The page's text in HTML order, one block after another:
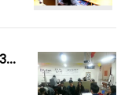
'멘토스'면접_맛있는놀이터 대관(2015.03.14)